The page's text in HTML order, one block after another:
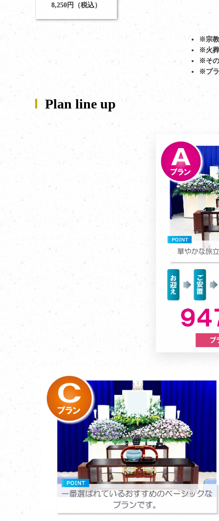
8,250円（税込）
※宗
※火
※そ
※プ
Plan line up